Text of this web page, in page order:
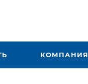
КОМПАНИЯ